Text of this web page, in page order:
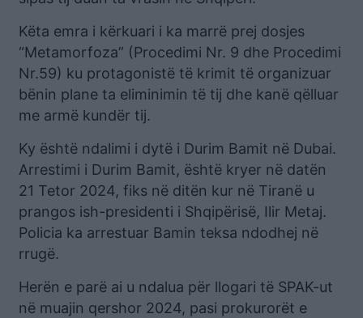
Këta emra i kërkuari i ka marrë prej dosjes
“Metamorfoza” (Procedimi Nr. 9 dhe Procedimi
Nr.59) ku protagonistë të krimit të organizuar
bënin plane ta eliminimin të tij dhe kanë qëlluar
me armë kundër tij.
Ky është ndalimi i dytë i Durim Bamit në Dubai.
Arrestimi i Durim Bamit, është kryer në datën
21 Tetor 2024, fiks në ditën kur në Tiranë u
prangos ish-presidenti i Shqipërisë, Ilir Metaj.
Policia ka arrestuar Bamin teksa ndodhej në
rrugë.
Herën e parë ai u ndalua për llogari të SPAK-ut
në muajin qershor 2024, pasi prokurorët e